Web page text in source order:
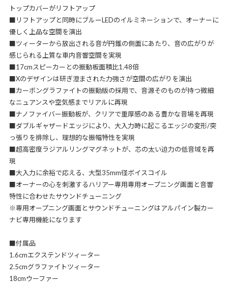
トップカバーがリフトアップ
■リフトアップと同時にブルーLEDのイルミネーションで、オーナーに
優しく上品な空間を演出
■ツィーターから放出される音が円錐の側面にあたり、音の広がりが
感じられる上質な車内音響空間を実現
■17cmスピーカーとの振動板面積比1.48倍
■Xのデザインは研ぎ澄まされた力強さが空間の広がりを演出
■カーボングラファイトの振動版の採用で、音源そのものが持つ微細
なニュアンスや空気感までリアルに再現
■ナノファイバー振動板が、クリアで重厚感のある豊かな音場を再現
■ダブルギャザードエッジにより、大入力時に起こるエッジの変形/突
っ張りを排除し、理想的な振幅特性を実現
■超高密度ラジアルリングマグネットが、芯の太い迫力の低音域を再
現
■大入力に余裕で応える、大型35mm径ボイスコイル
■オーナーの心を刺激するハリアー専用専用オープニング画面と音響
特性に合わせたサウンドチューニング
※専用オープニング画面とサウンドチューニングはアルパイン製カー
ナビ専用機能になります
■付属品
1.6cmエクステンドツィーター
2.5cmグラファイトツィーター
18cmウーファー